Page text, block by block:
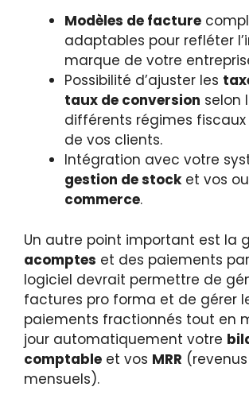
Modèles de facture
adaptables pour refléter
marque de votre
Possibilité d’ajuster les
taux de conversion selon
différents régimes
de vos clients.
Intégration avec votre
gestion de stocket vos
commerce.
Un autre point important est la
acomptes et des paiements
logiciel devrait permettre de
factures pro forma et de gérer
paiements fractionnés tout en
jour automatiquement votre
comptable et vos MRR
mensuels).